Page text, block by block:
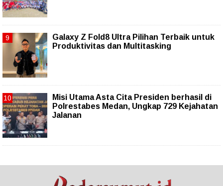
Galaxy Z Fold8 Ultra Pilihan Terbaik untuk
Produktivitas dan Multitasking
Misi Utama Asta Cita Presiden berhasil di
Polrestabes Medan, Ungkap 729 Kejahatan
Jalanan